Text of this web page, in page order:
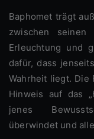
Baphomet trägt außerdem das brennende Fackelzeichen
zwischen
Erleuchtung und
dafür, dass
Wahrheit liegt. Die
Hinweis auf das
jenes
überwindet und